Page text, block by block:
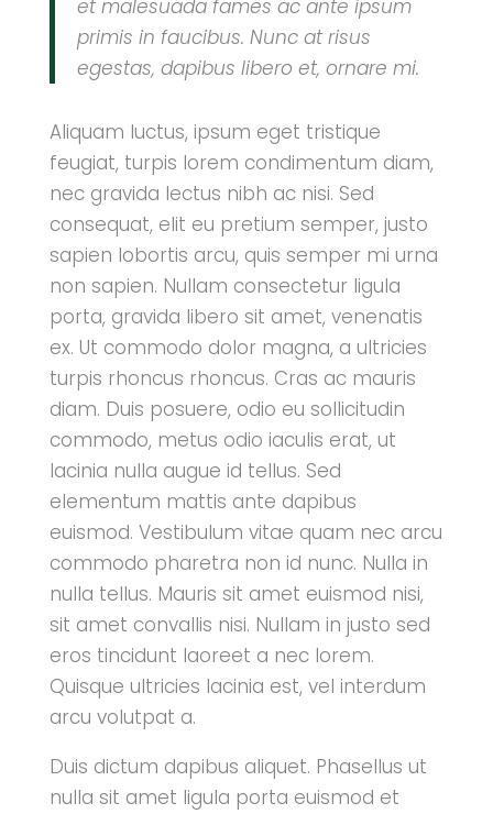
et malesuada fames ac ante ipsum
primis in faucibus. Nunc at risus
egestas, dapibus libero et, ornare mi.
Aliquam luctus, ipsum eget tristique
feugiat, turpis lorem condimentum diam,
nec gravida lectus nibh ac nisi. Sed
consequat, elit eu pretium semper, justo
sapien lobortis arcu, quis semper mi urna
non sapien. Nullam consectetur ligula
porta, gravida libero sit amet, venenatis
ex. Ut commodo dolor magna, a ultricies
turpis rhoncus rhoncus. Cras ac mauris
diam. Duis posuere, odio eu sollicitudin
commodo, metus odio iaculis erat, ut
lacinia nulla augue id tellus. Sed
elementum mattis ante dapibus
euismod. Vestibulum vitae quam nec arcu
commodo pharetra non id nunc. Nulla in
nulla tellus. Mauris sit amet euismod nisi,
sit amet convallis nisi. Nullam in justo sed
eros tincidunt laoreet a nec lorem.
Quisque ultricies lacinia est, vel interdum
arcu volutpat a.
Duis dictum dapibus aliquet. Phasellus ut
nulla sit amet ligula porta euismod et